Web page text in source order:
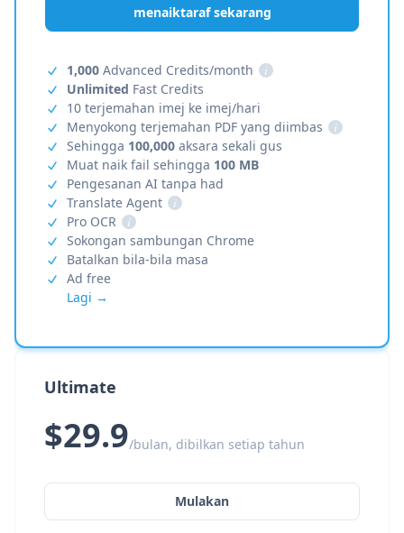
menaiktaraf sekarang
1,000 Advanced Credits/month
i
Unlimited Fast Credits
10 terjemahan imej ke imej/hari
Menyokong terjemahan PDF yang diimbas
i
Sehingga 100,000 aksara sekali gus
Muat naik fail sehingga 100 MB
Pengesanan AI tanpa had
Translate Agent
i
Pro OCR
i
Sokongan sambungan Chrome
Batalkan bila-bila masa
Ad free
Lagi →
Ultimate
$29.9/bulan, dibilkan setiap tahun
Mulakan